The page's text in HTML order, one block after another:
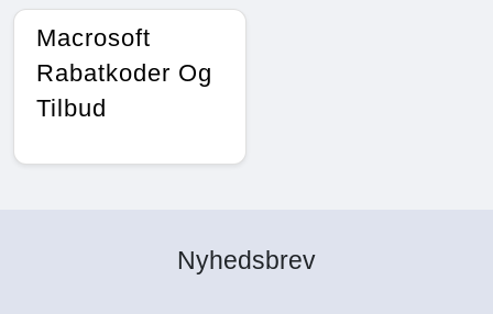
Macrosoft
Rabatkoder Og
Tilbud
Nyhedsbrev